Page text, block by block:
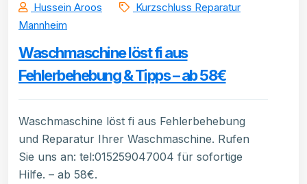
Hussein Aroos
Kurzschluss Reparatur
Mannheim
Waschmaschine löst fi aus
Fehlerbehebung & Tipps – ab 58€
Waschmaschine löst fi aus Fehlerbehebung
und Reparatur Ihrer Waschmaschine. Rufen
Sie uns an: tel:015259047004 für sofortige
Hilfe. – ab 58€.